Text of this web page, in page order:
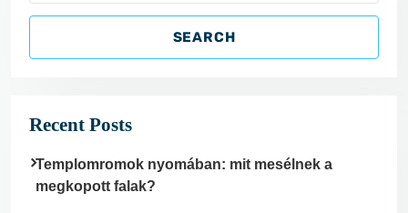
a
SEARCH
Recent Posts
Templomromok nyomában: mit mesélnek a
megkopott falak?